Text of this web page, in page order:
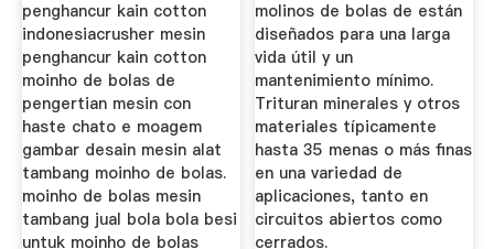
penghancur kain cotton
indonesiacrusher mesin
penghancur kain cotton
moinho de bolas de
pengertian mesin con
haste chato e moagem
gambar desain mesin alat
tambang moinho de bolas.
moinho de bolas mesin
tambang jual bola bola besi
untuk moinho de bolas
molinos de bolas de están
diseñados para una larga
vida útil y un
mantenimiento mínimo.
Trituran minerales y otros
materiales típicamente
hasta 35 menas o más finas
en una variedad de
aplicaciones, tanto en
circuitos abiertos como
cerrados.